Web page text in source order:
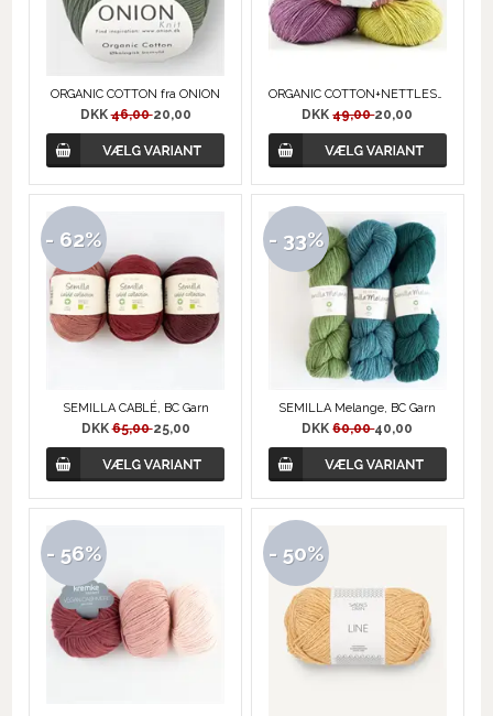
ORGANIC COTTON fra ONION
DKK46,0020,00
ORGANIC COTTON+NETTLES+WOOL fra ONION
DKK49,0020,00
- 62%
SEMILLA CABLÉ, BC Garn
DKK65,0025,00
- 33%
SEMILLA Melange, BC Garn
DKK60,0040,00
- 56% - 50%